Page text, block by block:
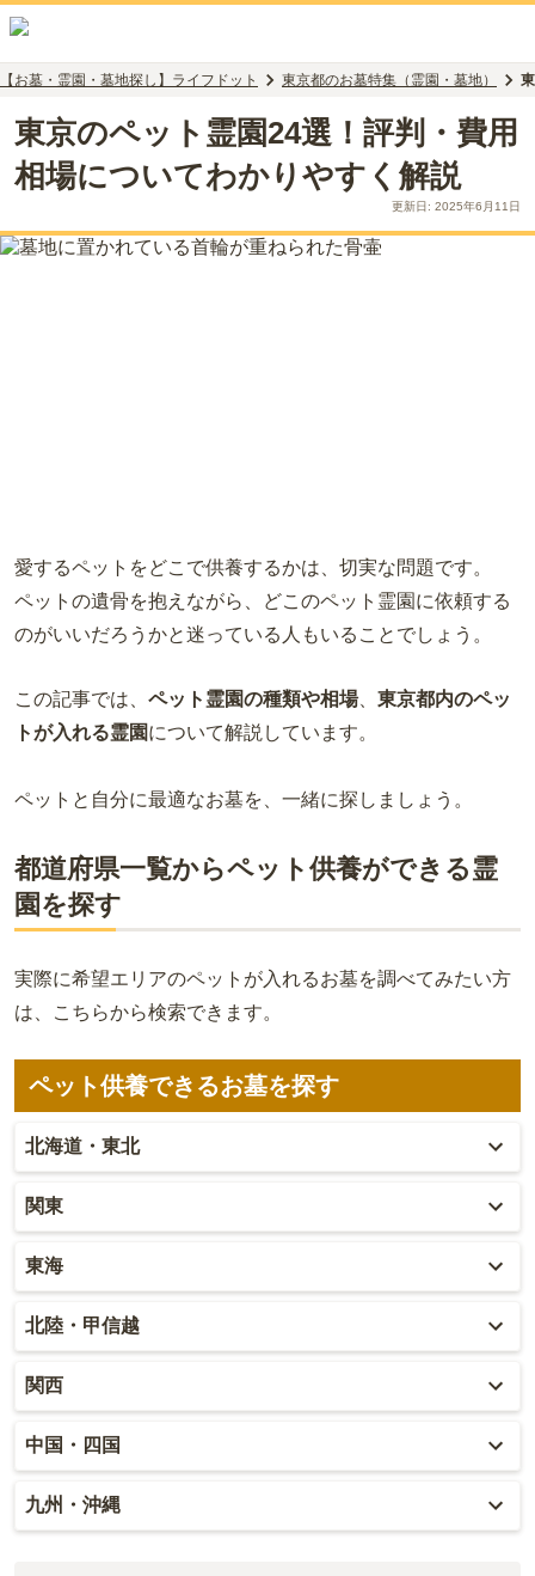
【お墓・霊園・墓地探し】ライフドット 東京都のお墓特集（霊園・墓地）
東京のペット霊園24選！評判・費用
相場についてわかりやすく解説
更新日: 2025年6月11日
愛するペットをどこで供養するかは、切実な問題です。
ペットの遺骨を抱えながら、どこのペット霊園に依頼する
のがいいだろうかと迷っている人もいることでしょう。
この記事では、 ペット霊園の種類や相場、 東京都内のペッ
トが入れる霊園について解説しています。
ペットと自分に最適なお墓を、一緒に探しましょう。
都道府県一覧からペット供養ができる霊
園を探す
実際に希望エリアのペットが入れるお墓を調べてみたい方
は、こちらから検索できます。
ペット供養できるお墓を探す
北海道・東北
北海道
青森
岩手
山形
宮城
関東
東京
神奈川
千葉
茨城
栃木
東海
愛知
岐阜
三重
北陸・甲信越
富山
石川
山梨
関西
大阪
兵庫
中国・四国
岡山
九州・沖縄